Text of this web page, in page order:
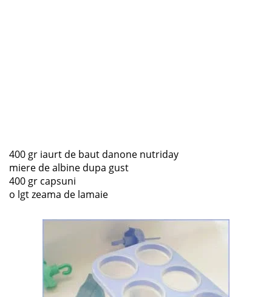
400 gr iaurt de baut danone nutriday
miere de albine dupa gust
400 gr capsuni
o lgt zeama de lamaie